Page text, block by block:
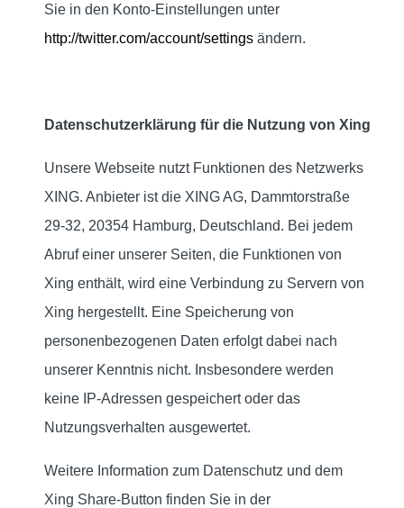
Sie in den Konto-Einstellungen unter
http://twitter.com/account/settings ändern.
Datenschutzerklärung für die Nutzung von Xing
Unsere Webseite nutzt Funktionen des Netzwerks
XING. Anbieter ist die XING AG, Dammtorstraße
29-32, 20354 Hamburg, Deutschland. Bei jedem
Abruf einer unserer Seiten, die Funktionen von
Xing enthält, wird eine Verbindung zu Servern von
Xing hergestellt. Eine Speicherung von
personenbezogenen Daten erfolgt dabei nach
unserer Kenntnis nicht. Insbesondere werden
keine IP-Adressen gespeichert oder das
Nutzungsverhalten ausgewertet.
Weitere Information zum Datenschutz und dem
Xing Share-Button finden Sie in der